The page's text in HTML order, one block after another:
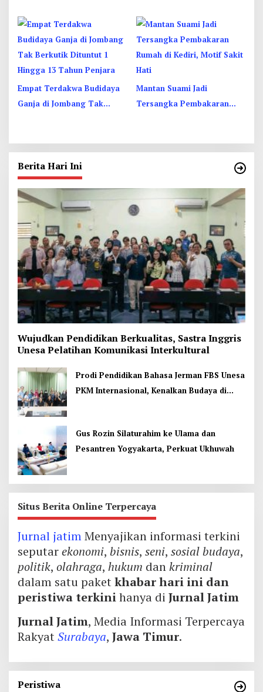
Ketahuan Juga
Empat Terdakwa Budidaya
Ganja di Jombang Tak
Mantan Suami Jadi
Tersangka Pembakaran
Berita Hari Ini
Wujudkan Pendidikan Berkualitas, Sastra Inggris
Unesa Pelatihan Komunikasi Interkultural
Prodi Pendidikan Bahasa Jerman FBS Unesa
PKM Internasional, Kenalkan Budaya di
Gus Rozin Silaturahim ke Ulama dan
Pesantren Yogyakarta, Perkuat Ukhuwah
Situs Berita Online Terpercaya
Jurnal jatimMenyajikan informasi terkini
seputarekonomi, bisnis, seni, sosial budaya,
politik, olahraga, hukum dankriminal
dalam satu paketkhabar hari ini dan
peristiwa terkinihanya di Jurnal Jatim
Jurnal Jatim, Media Informasi Terpercaya
RakyatSurabaya, Jawa Timur.
Peristiwa